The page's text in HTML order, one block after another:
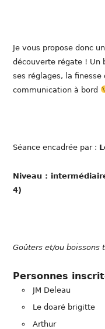
Je vous propose donc
découverte régate ! Un
ses réglages, la finesse
communication à bord
Séance encadrée par :
Niveau :
4)
Goûters et/ou boissons
Personnes
JM Deleau
Le doaré brigitte
Arthur